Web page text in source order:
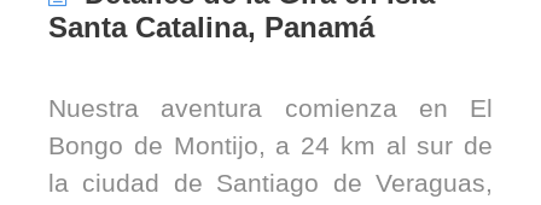
Santa Catalina, Panamá
Nuestra aventura comienza en El
Bongo de Montijo, a 24 km al sur de
la ciudad de Santiago de Veraguas,